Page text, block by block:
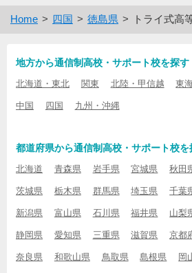
Home 四国 徳島県 トライ式高
地方から通信制高校・サポート校を探す
北海道・東北 関東 北陸・甲信越 東
中国 四国 九州・沖縄
都道府県から通信制高校・サポート校を
北海道 青森県 岩手県 宮城県 秋田
茨城県 栃木県 群馬県 埼玉県 千葉
新潟県 富山県 石川県 福井県 山梨
静岡県 愛知県 三重県 滋賀県 京都
奈良県 和歌山県 鳥取県 島根県 岡